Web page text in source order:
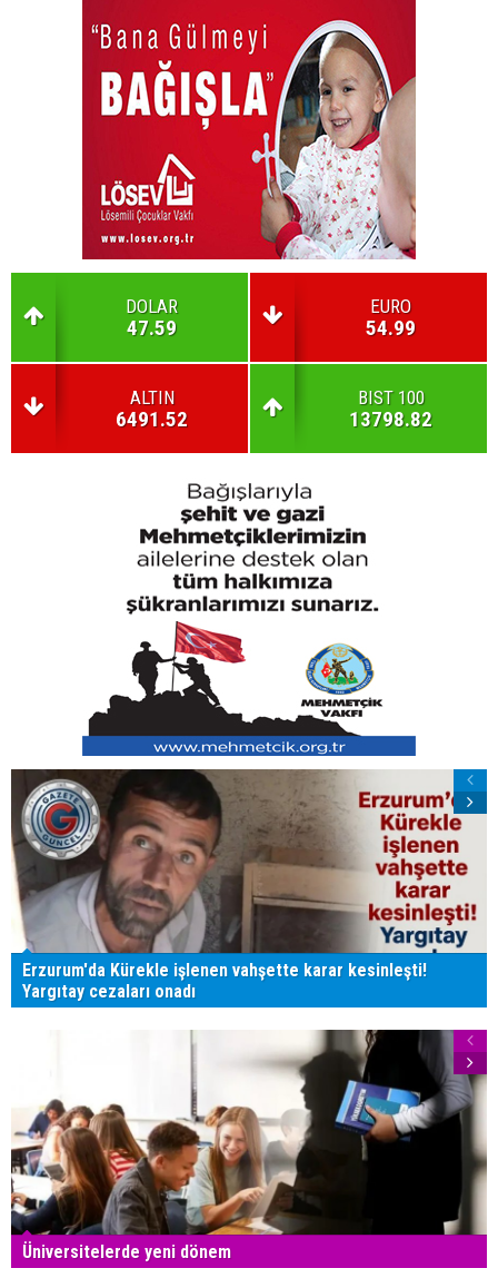
DOLAR
47.59
EURO
54.99
ALTIN
6491.52
BIST 100
13798.82
Erzurum'da Kürekle işlenen vahşette karar kesinleşti!
Yargıtay cezaları onadı
Üniversitelerde yeni dönem